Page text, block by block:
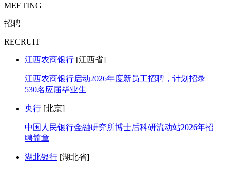
MEETING
招聘
RECRUIT
江西农商银行 [江西省]
江西农商银行启动2026年度新员工招聘，计划招录
530名应届毕业生
央行 [北京]
中国人民银行金融研究所博士后科研流动站2026年招
聘简章
湖北银行 [湖北省]